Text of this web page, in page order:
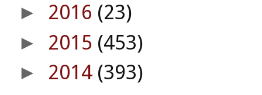
► 2016 (23)
► 2015 (453)
► 2014 (393)